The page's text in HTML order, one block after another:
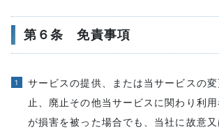
第６条 免責事項
サービスの提供、または当サービスの
止、廃止その他当サービスに関わり利
が損害を被った場合でも、当社に故意